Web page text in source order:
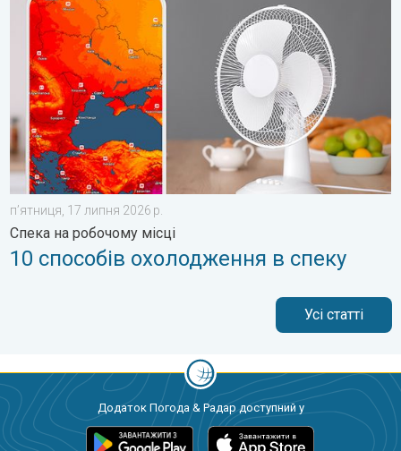
пʼятниця, 17 липня 2026 р.
Спека на робочому місці
10 способів охолодження в спеку
Усі статті
Додаток Погода & Радар доступний у